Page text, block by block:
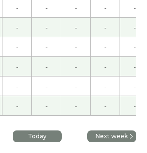
么晚´д` ;下次再聊～谢谢^ ^( 40代
这个旅行我应该确认什么地方等
取得教训。下次见。
( 男性 )
次也没去过。姐妹的关系很好。
- - - - -
- - - - -
- - - - -
- - - - -
- - - - -
- - - - -
Today Next week